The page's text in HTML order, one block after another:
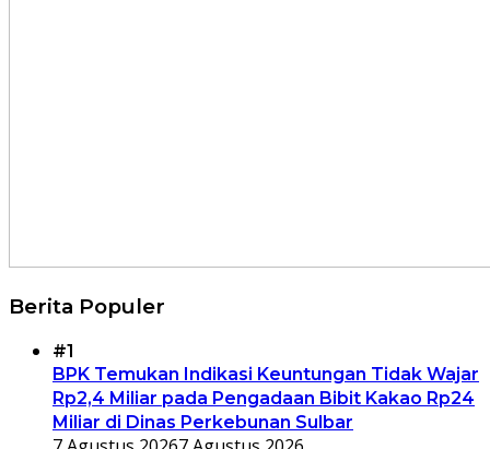
Berita Populer
#1
BPK Temukan Indikasi Keuntungan Tidak Wajar
Rp2,4 Miliar pada Pengadaan Bibit Kakao Rp24
Miliar di Dinas Perkebunan Sulbar